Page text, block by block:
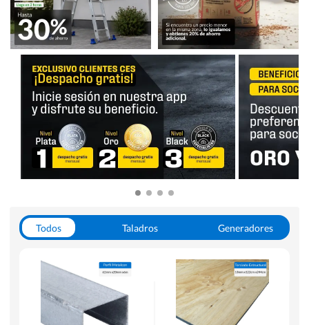
Todos Taladros
Generadores
Herramientas Manuales
Sierras Circulares